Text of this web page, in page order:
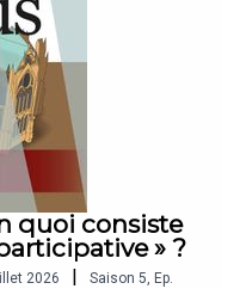
quoi consiste
» ?
2026 | Saison 5 Ep.